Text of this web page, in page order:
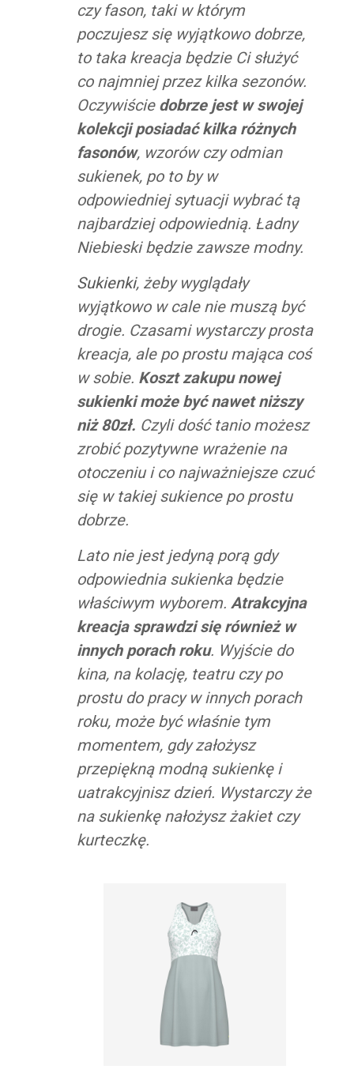
czy fason, taki w którym
poczujesz się wyjątkowo dobrze,
to taka kreacja będzie Ci służyć
co najmniej przez kilka sezonów.
Oczywiście dobrze jest w swojej
kolekcji posiadać kilka różnych
fasonów, wzorów czy odmian
sukienek, po to by w
odpowiedniej sytuacji wybrać tą
najbardziej odpowiednią. Ładny
Niebieski będzie zawsze modny.
Sukienki, żeby wyglądały
wyjątkowo w cale nie muszą być
drogie. Czasami wystarczy prosta
kreacja, ale po prostu mająca coś
w sobie. Koszt zakupu nowej
sukienki może być nawet niższy
niż 80zł. Czyli dość tanio możesz
zrobić pozytywne wrażenie na
otoczeniu i co najważniejsze czuć
się w takiej sukience po prostu
dobrze.
Lato nie jest jedyną porą gdy
odpowiednia sukienka będzie
właściwym wyborem. Atrakcyjna
kreacja sprawdzi się również w
innych porach roku. Wyjście do
kina, na kolację, teatru czy po
prostu do pracy w innych porach
roku, może być właśnie tym
momentem, gdy założysz
przepiękną modną sukienkę i
uatrakcyjnisz dzień. Wystarczy że
na sukienkę nałożysz żakiet czy
kurteczkę.